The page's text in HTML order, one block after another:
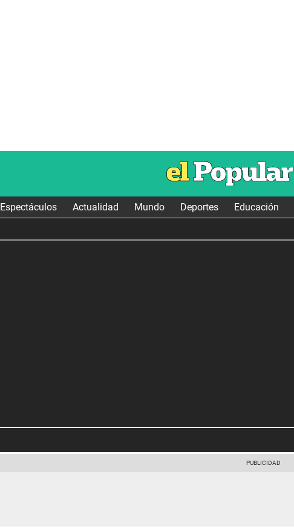
Espectáculos Actualidad Mundo Deportes Educación